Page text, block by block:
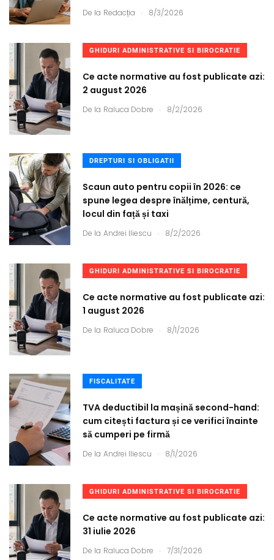
De la Redacția . 8/3/2026
GHIDURI ADMINISTRATIVE SI BIROCRATIE
Ce acte normative au fost publicate azi:
2 august 2026
De la Raluca Dobre . 8/2/2026
DREPTURI SI OBLIGATII
Scaun auto pentru copii în 2026: ce
spune legea despre înălțime, centură,
locul din față și taxi
De la Andrei Iliescu . 8/2/2026
GHIDURI ADMINISTRATIVE SI BIROCRATIE
Ce acte normative au fost publicate azi:
1 august 2026
De la Raluca Dobre . 8/1/2026
FISCALITATE
TVA deductibil la mașină second-hand:
cum citești factura și ce verifici înainte
să cumperi pe firmă
De la Andrei Iliescu . 8/1/2026
GHIDURI ADMINISTRATIVE SI BIROCRATIE
Ce acte normative au fost publicate azi:
31 iulie 2026
De la Raluca Dobre . 7/31/2026